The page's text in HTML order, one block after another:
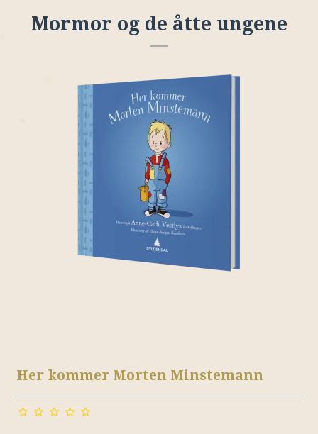
Mormor og de åtte ungene
Her kommer Morten Minstemann